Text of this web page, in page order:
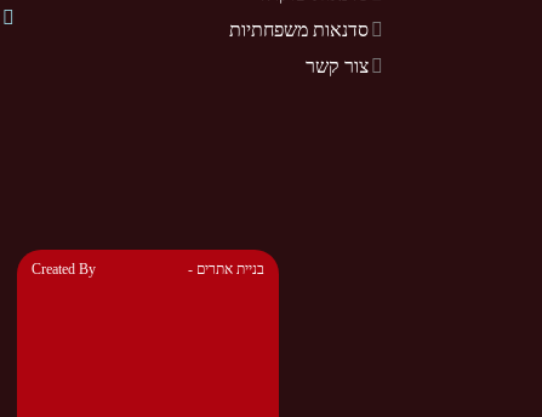
סדנאות משפחתיות
צור קשר
Created By - בניית אתרים